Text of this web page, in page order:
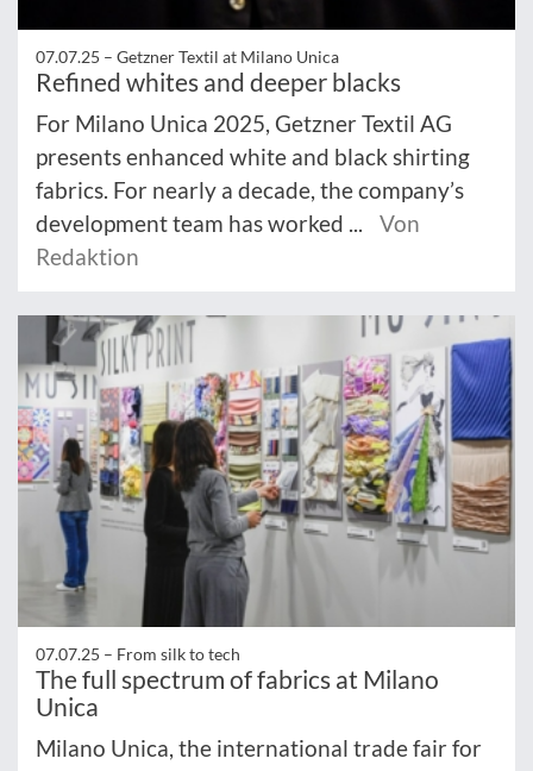
07.07.25 – Getzner Textil at Milano Unica
Refined whites and deeper blacks
For Milano Unica 2025, Getzner Textil AG
presents enhanced white and black shirting
fabrics. For nearly a decade, the company’s
development team has worked ...
Von
Redaktion
07.07.25 – From silk to tech
The full spectrum of fabrics at Milano
Unica
Milano Unica, the international trade fair for